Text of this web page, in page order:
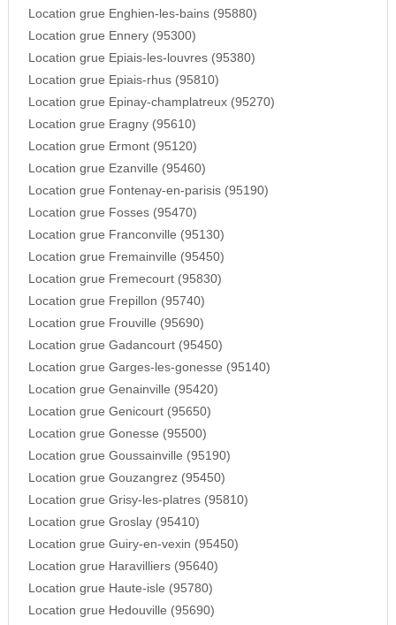
Location grue Enghien-les-bains (95880)
Location grue Ennery (95300)
Location grue Epiais-les-louvres (95380)
Location grue Epiais-rhus (95810)
Location grue Epinay-champlatreux (95270)
Location grue Eragny (95610)
Location grue Ermont (95120)
Location grue Ezanville (95460)
Location grue Fontenay-en-parisis (95190)
Location grue Fosses (95470)
Location grue Franconville (95130)
Location grue Fremainville (95450)
Location grue Fremecourt (95830)
Location grue Frepillon (95740)
Location grue Frouville (95690)
Location grue Gadancourt (95450)
Location grue Garges-les-gonesse (95140)
Location grue Genainville (95420)
Location grue Genicourt (95650)
Location grue Gonesse (95500)
Location grue Goussainville (95190)
Location grue Gouzangrez (95450)
Location grue Grisy-les-platres (95810)
Location grue Groslay (95410)
Location grue Guiry-en-vexin (95450)
Location grue Haravilliers (95640)
Location grue Haute-isle (95780)
Location grue Hedouville (95690)